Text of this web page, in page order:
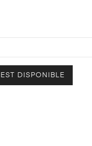
DISPONIBLE